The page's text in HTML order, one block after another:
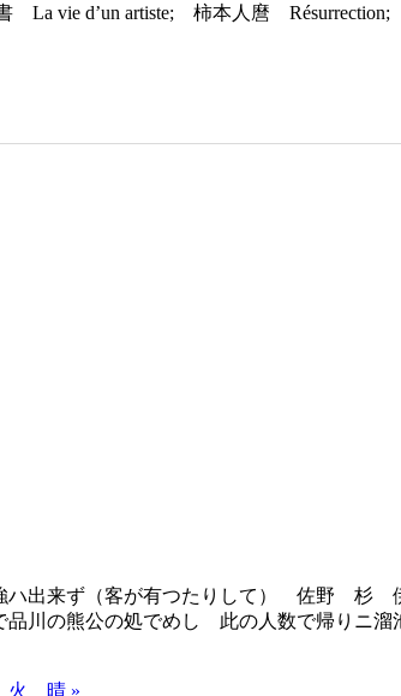
d’un artiste; 柿本人麿 Résurrection;
ハ出来ず（客が有つたりして） 佐野
品川の熊公の処でめし 此の人数で帰りニ溜
火 晴 »